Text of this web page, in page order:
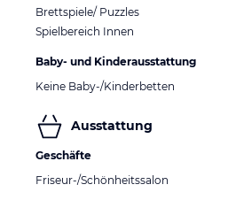
Brettspiele/ Puzzles
Spielbereich Innen
Baby- und Kinderausstattung
Keine Baby-/Kinderbetten
Ausstattung
Geschäfte
Friseur-/Schönheitssalon